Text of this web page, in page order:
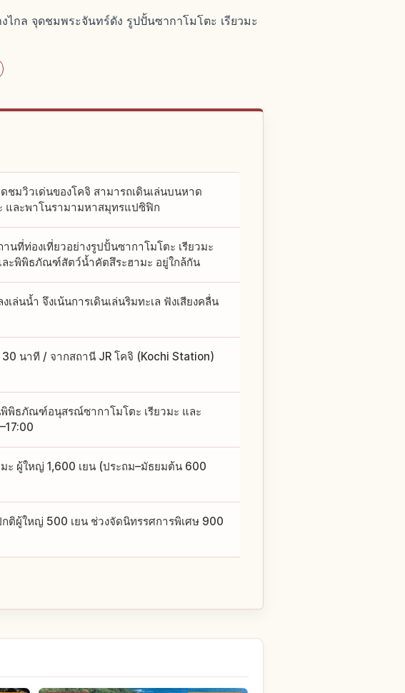
ไกล จุดชมพระจันทร์ดัง รูปปั้นซากาโมโตะ เรียวมะ
มวิวเด่นของโคจิ สามารถเดินเล่นบนหาด
และพาโนรามามหาสมุทรแปซิฟิก
ที่ท่องเที่ยวอย่างรูปปั้นซากาโมโตะ เรียวมะ
ะพิพิธภัณฑ์สัตว์น้ำคัตสึระฮามะ อยู่ใกล้กัน
นน้ำ จึงเน้นการเดินเล่นริมทะเล ฟังเสียงคลื่น
นาที / จากสถานี JR โคจิ (Kochi Station)
พิธภัณฑ์อนุสรณ์ซากาโมโตะ เรียวมะ และ
ผู้ใหญ่ 1,600 เยน (ประถม–มัธยมต้น 600
ผู้ใหญ่ 500 เยน ช่วงจัดนิทรรศการพิเศษ 900